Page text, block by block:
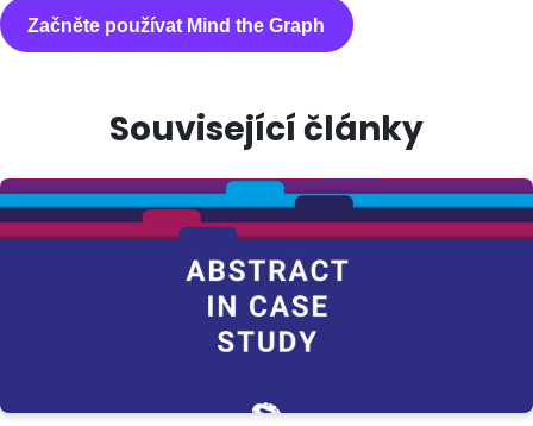
Začněte používat Mind the Graph
Související články